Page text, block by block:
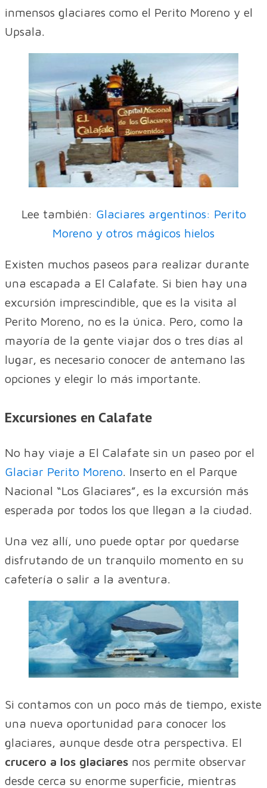
inmensos glaciares como el Perito Moreno y el
Upsala.
Lee también: Glaciares argentinos: Perito
Moreno y otros mágicos hielos
Existen muchos paseos para realizar durante
una escapada a El Calafate. Si bien hay una
excursión imprescindible, que es la visita al
Perito Moreno, no es la única. Pero, como la
mayoría de la gente viajar dos o tres días al
lugar, es necesario conocer de antemano las
opciones y elegir lo más importante.
Excursiones en Calafate
No hay viaje a El Calafate sin un paseo por el
Glaciar Perito Moreno. Inserto en el Parque
Nacional “Los Glaciares”, es la excursión más
esperada por todos los que llegan a la ciudad.
Una vez allí, uno puede optar por quedarse
disfrutando de un tranquilo momento en su
cafetería o salir a la aventura.
Si contamos con un poco más de tiempo, existe
una nueva oportunidad para conocer los
glaciares, aunque desde otra perspectiva. El
crucero a los glaciares nos permite observar
desde cerca su enorme superficie, mientras